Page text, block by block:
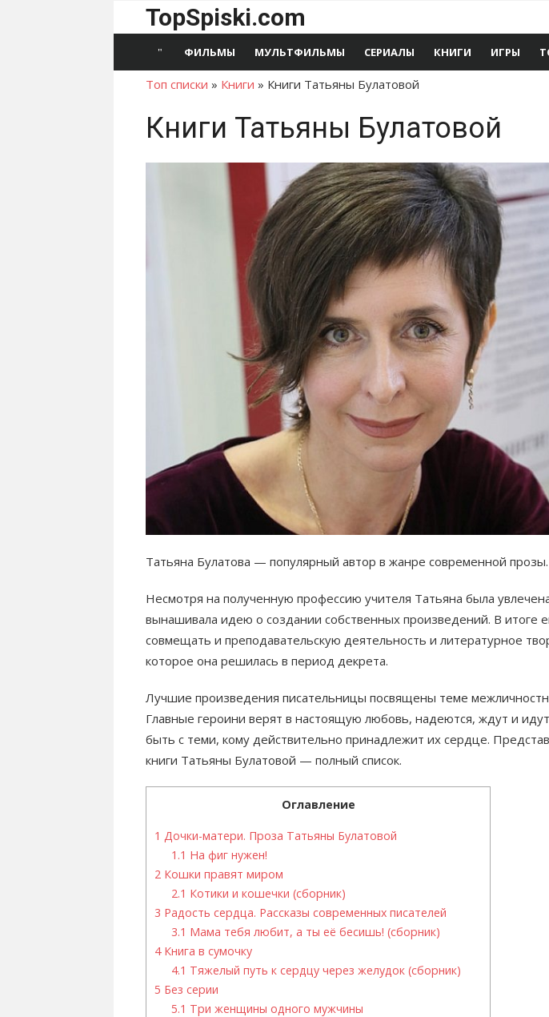
TopSpiski.com
ФИЛЬМЫ МУЛЬТФИЛЬМЫ СЕРИАЛЫ КНИГИ ИГРЫ
Топ списки » Книги » Книги Татьяны Булатовой
Книги Татьяны Булатовой
Татьяна Булатова — популярный автор в жанре современной прозы.
Несмотря на полученную профессию учителя Татьяна была
вынашивала идею о создании собственных произведений. В итоге
совмещать и преподавательскую деятельность и литературное
которое она решилась в период декрета.
Лучшие произведения писательницы посвящены теме
Главные героини верят в настоящую любовь, надеются, ждут и
быть с теми, кому действительно принадлежит их сердце.
книги Татьяны Булатовой — полный список.
Оглавление
1 Дочки-матери. Проза Татьяны Булатовой
1.1 На фиг нужен!
2 Кошки правят миром
2.1 Котики и кошечки (сборник)
3 Радость сердца. Рассказы современных писателей
3.1 Мама тебя любит, а ты её бесишь! (сборник)
4Книга в сумочку
4.1 Тяжелый путь к сердцу через желудок (сборник)
5 Без серии
5.1 Три женщины одного мужчины